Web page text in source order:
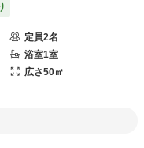
定員2名
浴室1室
広さ50㎡